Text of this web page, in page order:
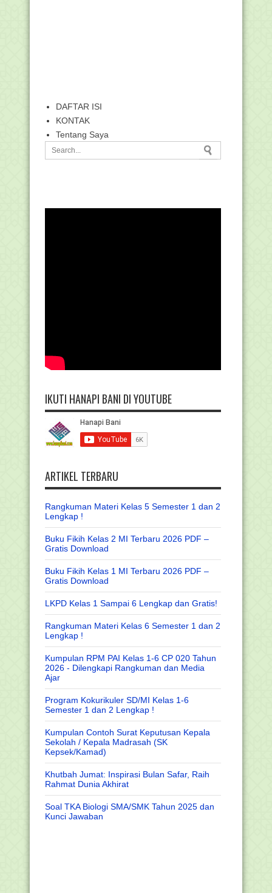
DAFTAR ISI
KONTAK
Tentang Saya
IKUTI HANAPI BANI DI YOUTUBE
ARTIKEL TERBARU
Rangkuman Materi Kelas 5 Semester 1 dan 2
Lengkap !
Buku Fikih Kelas 2 MI Terbaru 2026 PDF –
Gratis Download
Buku Fikih Kelas 1 MI Terbaru 2026 PDF –
Gratis Download
LKPD Kelas 1 Sampai 6 Lengkap dan Gratis!
Rangkuman Materi Kelas 6 Semester 1 dan 2
Lengkap !
Kumpulan RPM PAI Kelas 1-6 CP 020 Tahun
2026 - Dilengkapi Rangkuman dan Media
Ajar
Program Kokurikuler SD/MI Kelas 1-6
Semester 1 dan 2 Lengkap !
Kumpulan Contoh Surat Keputusan Kepala
Sekolah / Kepala Madrasah (SK
Kepsek/Kamad)
Khutbah Jumat: Inspirasi Bulan Safar, Raih
Rahmat Dunia Akhirat
Soal TKA Biologi SMA/SMK Tahun 2025 dan
Kunci Jawaban